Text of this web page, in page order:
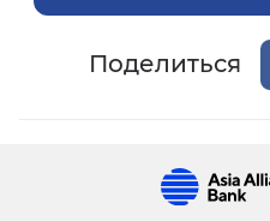
Поделиться